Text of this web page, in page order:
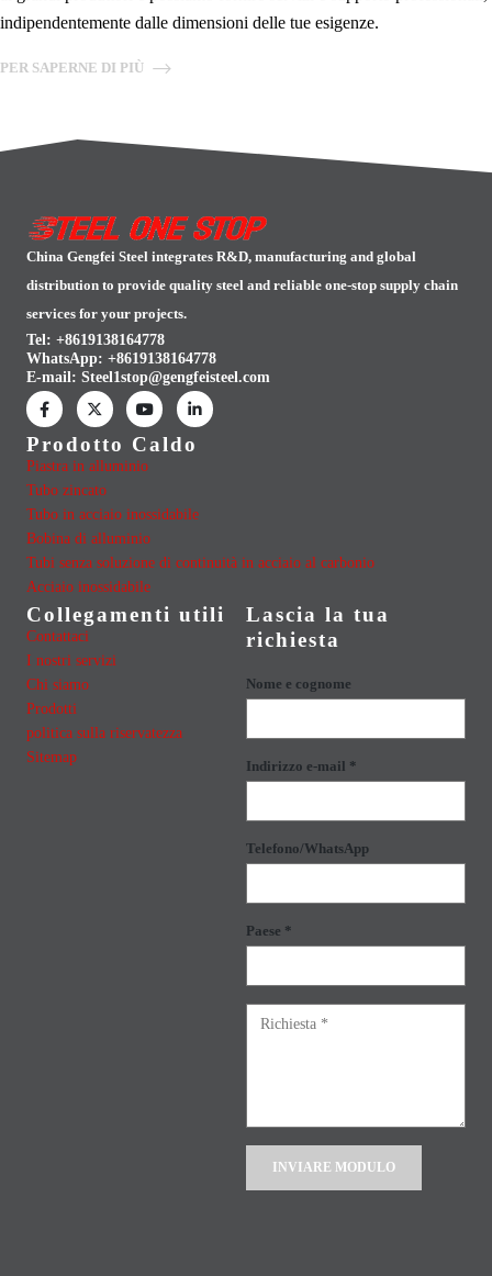
indipendentemente dalle dimensioni delle tue esigenze.
PER SAPERNE DI PIÙ
China Gengfei Steel integrates R&D, manufacturing and global
distribution to provide quality steel and reliable one-stop supply chain
services for your projects.
Tel: +8619138164778
WhatsApp: +8619138164778
E-mail: Steel1stop@gengfeisteel.com
Prodotto Caldo
Piastra in alluminio
Tubo zincato
Tubo in acciaio inossidabile
Bobina di alluminio
Tubi senza soluzione di continuità in acciaio al carbonio
Acciaio inossidabile
Collegamenti utili
Contattaci
I nostri servizi
Chi siamo
Prodotti
politica sulla riservatezza
Sitemap
Lascia la tua
richiesta
Nome e cognome
Indirizzo e-mail *
Telefono/WhatsApp
Paese *